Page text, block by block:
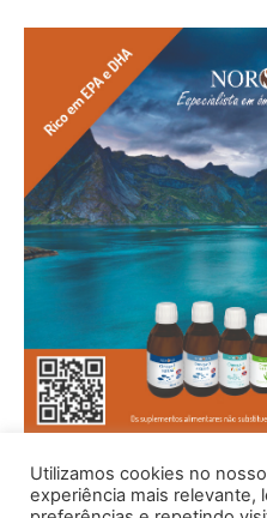
Utilizamos cookies no
experiência mais relevante,